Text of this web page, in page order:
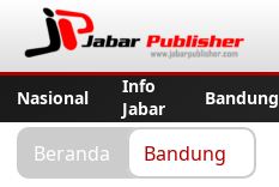
Nasional
Info
Jabar
Bandung
Beranda Bandung